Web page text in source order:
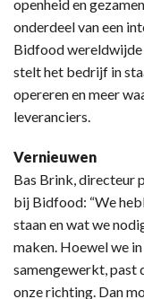
openheid en
onderdeel van een
Bidfood
stelt het bedrijf in
opereren en meer
leveranciers.
Vernieuwen
Bas Brink, directeur
bij Bidfood: “We
staan en wat we
maken. Hoewel we
samengewerkt, past
onze richting. Dan